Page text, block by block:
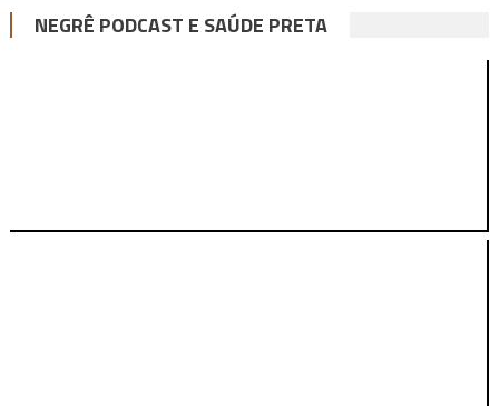
NEGRÊ PODCAST E SAÚDE PRETA